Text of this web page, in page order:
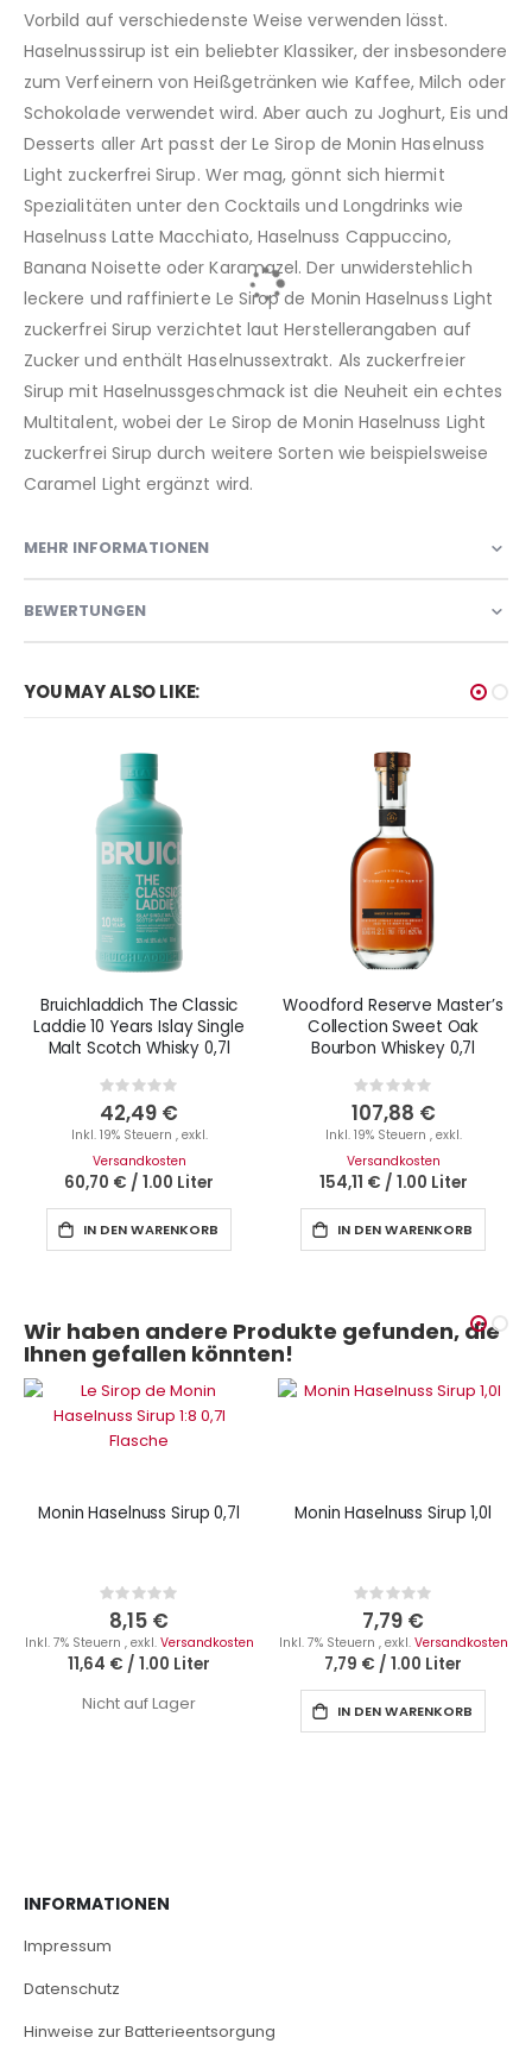
Vorbild auf verschiedenste Weise verwenden lässt.
Haselnusssirup ist ein beliebter Klassiker, der insbesondere
zum Verfeinern von Heißgetränken wie Kaffee, Milch oder
Schokolade verwendet wird. Aber auch zu Joghurt, Eis und
Desserts aller Art passt der Le Sirop de Monin Haselnuss
Light zuckerfrei Sirup. Wer mag, gönnt sich hiermit
Spezialitäten unter den Cocktails und Longdrinks wie
Haselnuss Latte Macchiato, Haselnuss Cappuccino,
Banana Noisette oder Karamazel. Der unwiderstehlich
leckere und raffinierte Le Sirop de Monin Haselnuss Light
zuckerfrei Sirup verzichtet laut Herstellerangaben auf
Zucker und enthält Haselnussextrakt. Als zuckerfreier
Sirup mit Haselnussgeschmack ist die Neuheit ein echtes
Multitalent, wobei der Le Sirop de Monin Haselnuss Light
zuckerfrei Sirup durch weitere Sorten wie beispielsweise
Caramel Light ergänzt wird.
MEHR INFORMATIONEN
BEWERTUNGEN
YOU MAY ALSO LIKE:
Bruichladdich The Classic
Laddie 10 Years Islay Single
Malt Scotch Whisky 0,7l
Rating:
0%
42,49 €
Inkl. 19% Steuern , exkl.
Versandkosten
60,70 € / 1.00 Liter
IN DEN WARENKORB
Woodford Reserve Master’s
Collection Sweet Oak
Bourbon Whiskey 0,7l
Rating:
0%
107,88 €
Inkl. 19% Steuern , exkl.
Versandkosten
154,11 € / 1.00 Liter
IN DEN WARENKORB
Wir haben andere Produkte gefunden, die
Ihnen gefallen könnten!
Monin Haselnuss Sirup 0,7l
Rating:
0%
8,15 €
Inkl. 7% Steuern , exkl. Versandkosten
11,64 € / 1.00 Liter
Nicht auf Lager
Monin Haselnuss Sirup 1,0l
Rating:
0%
7,79 €
Inkl. 7% Steuern , exkl. Versandkosten
7,79 € / 1.00 Liter
IN DEN WARENKORB
INFORMATIONEN
Impressum
Datenschutz
Hinweise zur Batterieentsorgung